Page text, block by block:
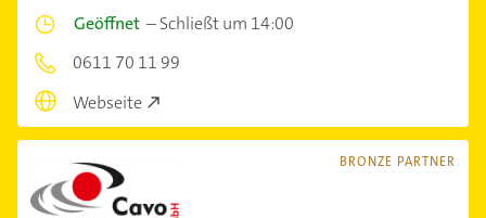
Geöffnet –Schließt um 14:00
0611 70 11 99
Webseite
BRONZE PARTNER